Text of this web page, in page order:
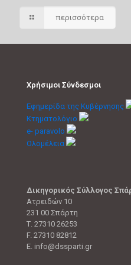
περισσότερα
Χρήσιμοι Σύνδεσμοι
Εφημερίδα της Κυβέρνησης
Κτηματολόγιο
e- paravolo
Ολομέλεια
Δικηγορικός Σύλλογος
Ατρειδών 10
231 00 Σπάρτη
Τ. 27310 26253
F. 27310 82812
E. info@dssparti.gr